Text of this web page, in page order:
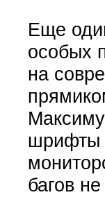
Еще
особых
на
шрифты
багов